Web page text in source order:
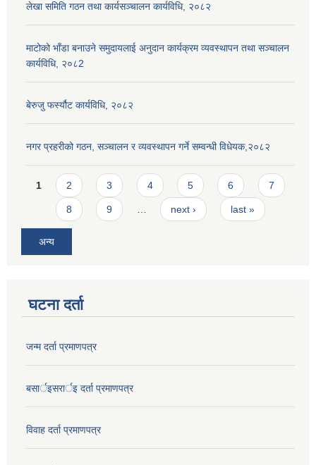
लेखा समिति गठन तथा कार्यसञ्चालन कार्यविधि, २०८२
माटोको भाँडा बनाउने समुदायलाई अनुदान कार्यक्रम व्यवस्थापन तथा सञ्चालन
कार्यविधि, २०८2
बेरुजु फर्स्यौट कार्यविधि, २०८२
नगर प्रहरीको गठन, सञ्चालन र व्यवस्थापन गर्ने सम्वन्धी विधेयक,२०८२
Pages
1 2 3 4 5 6 7
8 9 next › last »
अन्य
घटना दर्ता
जन्म दर्ता प्रमाणपत्र
बसार्इसरार्इ दर्ता प्रमाणपत्र
विवाह दर्ता प्रमाणपत्र